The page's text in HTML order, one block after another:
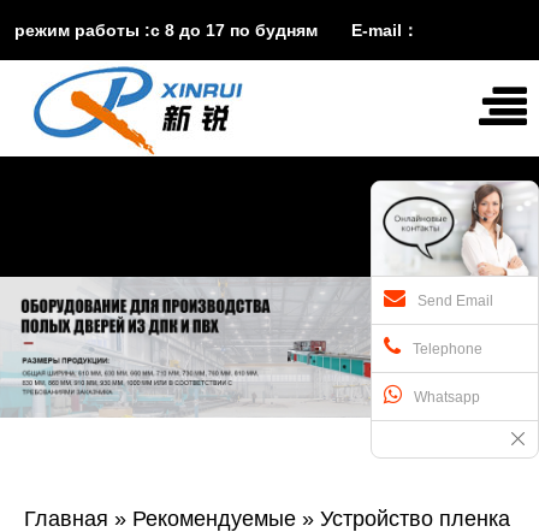
режим работы :с 8 до 17 по будням E-mail：
vira@xinruisuji.comWhatsApp： 
Главная » Рекомендуемые » Устройство пленка
Send Email
Telephone
Whatsapp